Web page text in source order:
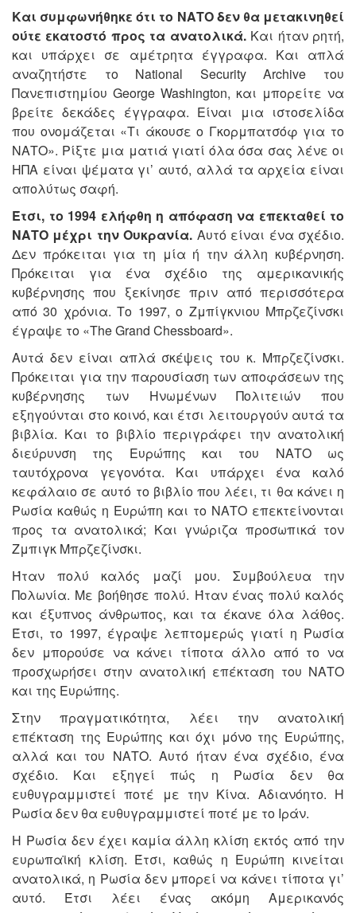
Και συμφωνήθηκε ότι το ΝΑΤΟ δεν θα μετακινηθεί
ούτε εκατοστό προς τα ανατολικά.Και ήταν ρητή,
και υπάρχει σε αμέτρητα έγγραφα. Και απλά
αναζητήστε το National Security Archive του
Πανεπιστημίου George Washington, και μπορείτε να
βρείτε δεκάδες έγγραφα. Είναι μια ιστοσελίδα
που ονομάζεται «Τι άκουσε ο Γκορμπατσόφ για το
ΝΑΤΟ». Ρίξτε μια ματιά γιατί όλα όσα σας λένε οι
ΗΠΑ είναι ψέματα γι’ αυτό, αλλά τα αρχεία είναι
απολύτως σαφή.
Έτσι, το 1994 ελήφθη η απόφαση να επεκταθεί το
ΝΑΤΟ μέχρι την Ουκρανία. Αυτό είναι ένα σχέδιο.
Δεν πρόκειται για τη μία ή την άλλη κυβέρνηση.
Πρόκειται για ένα σχέδιο της αμερικανικής
κυβέρνησης που ξεκίνησε πριν από περισσότερα
από 30 χρόνια. Το 1997, ο Ζμπίγκνιου Μπρζεζίνσκι
έγραψε το «The Grand Chessboard».
Αυτά δεν είναι απλά σκέψεις του κ. Μπρζεζίνσκι.
Πρόκειται για την παρουσίαση των αποφάσεων της
κυβέρνησης των Ηνωμένων Πολιτειών που
εξηγούνται στο κοινό, και έτσι λειτουργούν αυτά τα
βιβλία. Και το βιβλίο περιγράφει την ανατολική
διεύρυνση της Ευρώπης και του ΝΑΤΟ ως
ταυτόχρονα γεγονότα. Και υπάρχει ένα καλό
κεφάλαιο σε αυτό το βιβλίο που λέει, τι θα κάνει η
Ρωσία καθώς η Ευρώπη και το ΝΑΤΟ επεκτείνονται
προς τα ανατολικά; Και γνώριζα προσωπικά τον
Ζμπιγκ Μπρζεζίνσκι.
Ήταν πολύ καλός μαζί μου. Συμβούλευα την
Πολωνία. Με βοήθησε πολύ. Ήταν ένας πολύ καλός
και έξυπνος άνθρωπος, και τα έκανε όλα λάθος.
Έτσι, το 1997, έγραψε λεπτομερώς γιατί η Ρωσία
δεν μπορούσε να κάνει τίποτα άλλο από το να
προσχωρήσει στην ανατολική επέκταση του ΝΑΤΟ
και της Ευρώπης.
Στην πραγματικότητα, λέει την ανατολική
επέκταση της Ευρώπης και όχι μόνο της Ευρώπης,
αλλά και του ΝΑΤΟ. Αυτό ήταν ένα σχέδιο, ένα
σχέδιο. Και εξηγεί πώς η Ρωσία δεν θα
ευθυγραμμιστεί ποτέ με την Κίνα. Αδιανόητο. Η
Ρωσία δεν θα ευθυγραμμιστεί ποτέ με το Ιράν.
Η Ρωσία δεν έχει καμία άλλη κλίση εκτός από την
ευρωπαϊκή κλίση. Έτσι, καθώς η Ευρώπη κινείται
ανατολικά, η Ρωσία δεν μπορεί να κάνει τίποτα γι’
αυτό. Έτσι λέει ένας ακόμη Αμερικανός